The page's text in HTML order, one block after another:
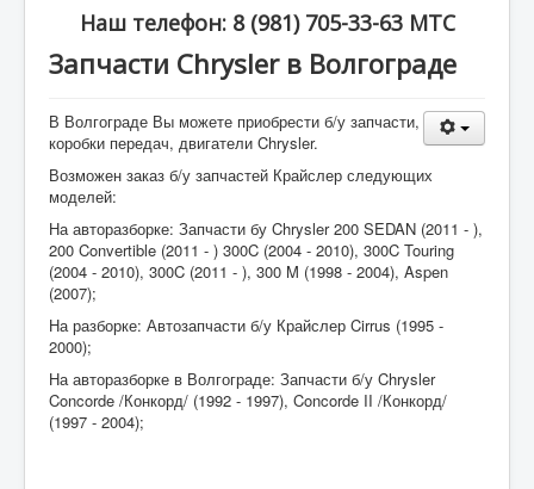
Наш телефон: 8 (981) 705-33-63 МТС
Запчасти Chrysler в Волгограде
В Волгограде Вы можете приобрести б/у запчасти,
коробки передач, двигатели Chrysler.
Возможен заказ б/у запчастей Крайслер следующих
моделей:
На авторазборке: Запчасти бу Chrysler 200 SEDAN (2011 - ),
200 Convertible (2011 - ) 300C (2004 - 2010), 300C Touring
(2004 - 2010), 300C (2011 - ), 300 M (1998 - 2004), Aspen
(2007);
На разборке: Автозапчасти б/у Крайслер Cirrus (1995 -
2000);
На авторазборке в Волгограде: Запчасти б/у Chrysler
Concorde /Конкорд/ (1992 - 1997), Concorde II /Конкорд/
(1997 - 2004);